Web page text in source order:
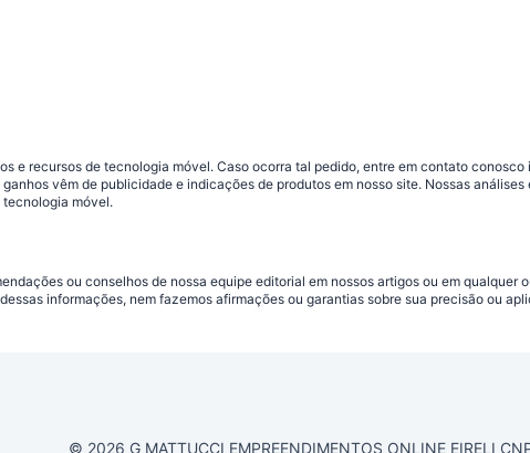
e recursos de tecnologia móvel. Caso ocorra tal pedido, entre em contato
vêm de publicidade e indicações de produtos em nosso site. Nossas
tecnologia móvel.
ou conselhos de nossa equipe editorial em nossos artigos ou em qualquer
informações, nem fazemos afirmações ou garantias sobre sua precisão ou
© 2026 G MATTUCCI EMPREENDIMENTOS ONLINE EIRELI